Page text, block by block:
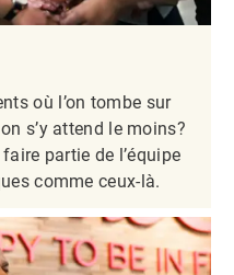
où l’on tombe sur
s’y attend le moins?
partie de l’équipe
comme ceux-là.​​​​​​​